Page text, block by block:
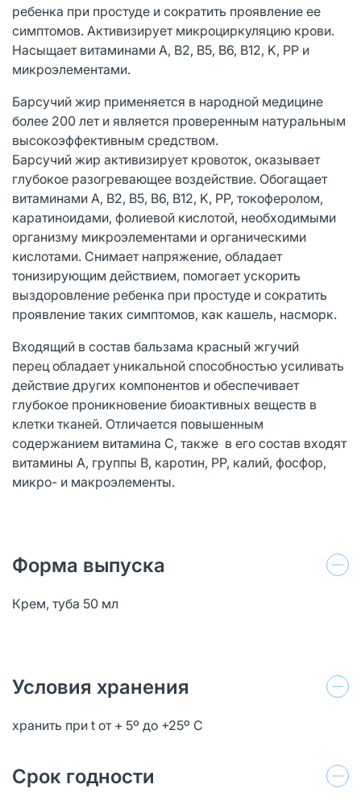
ребенка при простуде и сократить проявление ее
симптомов. Активизирует микроциркуляцию крови.
Насыщает витаминами А, В2, В5, В6, В12, K, PP и
микроэлементами.
Барсучий жир применяется в народной медицине
более 200 лет и является проверенным натуральным
высокоэффективным средством.
Барсучий жир активизирует кровоток, оказывает
глубокое разогревающее воздействие. Обогащает
витаминами А, В2, В5, В6, В12, K, PP, токоферолом,
каратиноидами, фолиевой кислотой, необходимыми
организму микроэлементами и органическими
кислотами. Снимает напряжение, обладает
тонизирующим действием, помогает ускорить
выздоровление ребенка при простуде и сократить
проявление таких симптомов, как кашель, насморк.
Входящий в состав бальзама красный жгучий
перец обладает уникальной способностью усиливать
действие других компонентов и обеспечивает
глубокое проникновение биоактивных веществ в
клетки тканей. Отличается повышенным
содержанием витамина С, также в его состав входят
витамины А, группы B, каротин, PP, калий, фосфор,
микро- и макроэлементы.
Форма выпуска
Крем, туба 50 мл
Условия хранения
хранить при t от + 5º до +25º C
Срок годности